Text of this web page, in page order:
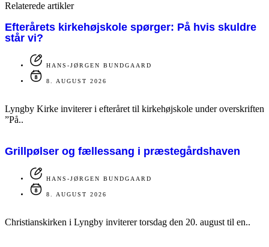
Relaterede artikler
Efterårets kirkehøjskole spørger: På hvis skuldre
står vi?
HANS-JØRGEN BUNDGAARD
8. AUGUST 2026
Lyngby Kirke inviterer i efteråret til kirkehøjskole under overskriften
”På..
Grillpølser og fællessang i præstegårdshaven
HANS-JØRGEN BUNDGAARD
8. AUGUST 2026
Christianskirken i Lyngby inviterer torsdag den 20. august til en..